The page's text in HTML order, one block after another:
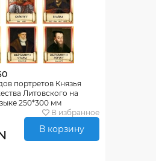
портретов Князья
Литовского на
250*300 мм
В избранное
В корзину